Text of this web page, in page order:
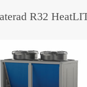
R32